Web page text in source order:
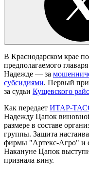
В Краснодарском крае
предполагаемого
Надежде — за
субсидиями. Первый
за судьи Кущевского
Как передает ИТАР-
Надежду Цапок
размере в составе
группы. Защита
фирмы "Артекс-Агро" и
Накануне Цапок
признала вину.